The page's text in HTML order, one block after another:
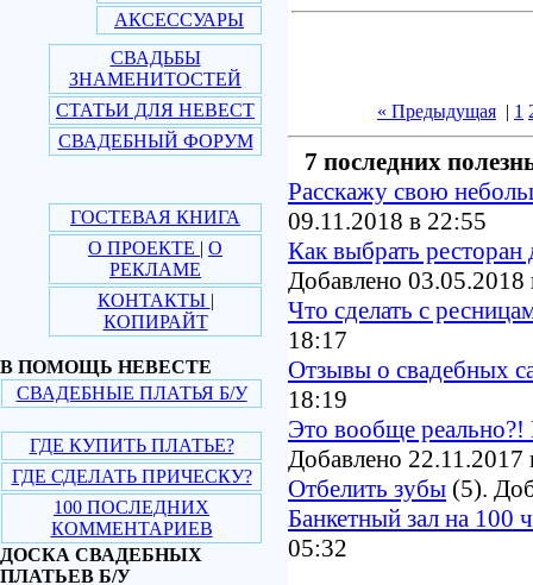
АКСЕССУАРЫ
СВАДЬБЫ
ЗНАМЕНИТОСТЕЙ
СТАТЬИ ДЛЯ НЕВЕСТ
СВАДЕБНЫЙ ФОРУМ
ГОСТЕВАЯ КНИГА
О ПРОЕКТЕ | О
РЕКЛАМЕ
КОНТАКТЫ |
КОПИРАЙТ
В ПОМОЩЬ НЕВЕСТЕ
СВАДЕБНЫЕ ПЛАТЬЯ Б/У
ГДЕ КУПИТЬ ПЛАТЬЕ?
ГДЕ СДЕЛАТЬ ПРИЧЕСКУ?
100 ПОСЛЕДНИХ
КОММЕНТАРИЕВ
ДОСКА СВАДЕБНЫХ
ПЛАТЬЕВ Б/У
« Предыдущая | 1
7 последних
Расскажу свою
09.11.2018 в 22:55
Как выбрать
Добавлено 03.05.2018
Что сделать с
18:17
Отзывы о свадебных
18:19
Это вообще реально?!
Добавлено 22.11.2017
Отбелить зубы (5).
Банкетный зал на 100
05:32